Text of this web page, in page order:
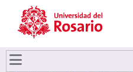
Pasar al contenido principal